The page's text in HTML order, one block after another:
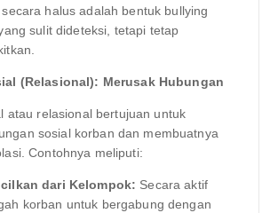
halus adalah bentuk bullying
sulit dideteksi, tetapi tetap
(Relasional): Merusak Hubungan
atau relasional bertujuan untuk
sosial korban dan membuatnya
Contohnya meliputi:
dari Kelompok: Secara aktif
korban untuk bergabung dengan